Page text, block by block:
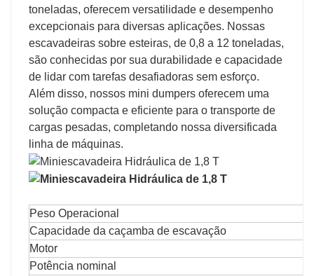
toneladas, oferecem versatilidade e desempenho
excepcionais para diversas aplicações. Nossas
escavadeiras sobre esteiras, de 0,8 a 12 toneladas,
são conhecidas por sua durabilidade e capacidade
de lidar com tarefas desafiadoras sem esforço.
Além disso, nossos mini dumpers oferecem uma
solução compacta e eficiente para o transporte de
cargas pesadas, completando nossa diversificada
linha de máquinas.
Peso Operacional
Capacidade da caçamba de escavação
Motor
Potência nominal